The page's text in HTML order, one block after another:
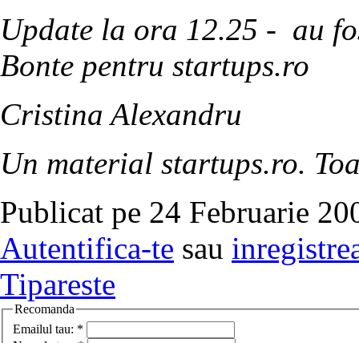
Update la ora 12.25 - au
Bonte pentru startups.ro
Cristina Alexandru
Un material startups.ro.
Publicat pe 24 Februarie
Autentifica-te sau
Tipareste
Recomanda
Emailul tau: *